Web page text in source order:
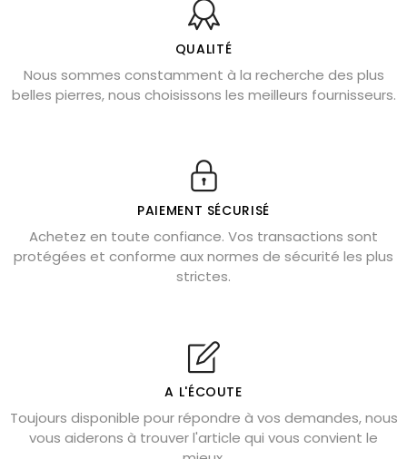
Bienfaits de la sélénite – pierre des anges
L’améthyste est-elle faite pour moi ?
Chrysocolle : pierre apaisante
Obsidienne dorée : vertus et signification
Véritable citrine naturelle non chauffée
Où placer la citrine dans la maison
Cornaline : propriétés magiques
Capricorne : quelles pierres choisir
Shungite : purification et protection
Bagues en labradorite argent 925
Lapis lazuli : propriétés et précautions
QUALITÉ
Nous sommes constamment à la recherche des plus
belles pierres, nous choisissons les meilleurs fournisseurs.
PAIEMENT SÉCURISÉ
Achetez en toute confiance. Vos transactions sont
protégées et conforme aux normes de sécurité les plus
strictes.
A L'ÉCOUTE
Toujours disponible pour répondre à vos demandes, nous
vous aiderons à trouver l'article qui vous convient le